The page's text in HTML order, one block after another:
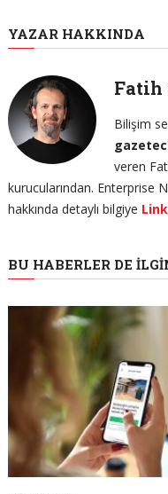
YAZAR HAKKINDA
Fatih
Bilişim
veren
kurucularından. Enterprise
hakkında detaylı bilgiye
BU HABERLER DE